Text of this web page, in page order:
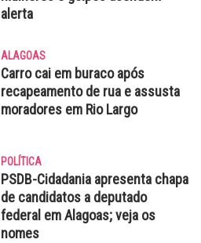
alerta
ALAGOAS
Carro cai em buraco após
recapeamento de rua e assusta
moradores em Rio Largo
POLÍTICA
PSDB-Cidadania apresenta chapa
de candidatos a deputado
federal em Alagoas; veja os
nomes